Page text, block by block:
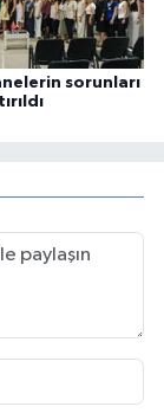
sorunları